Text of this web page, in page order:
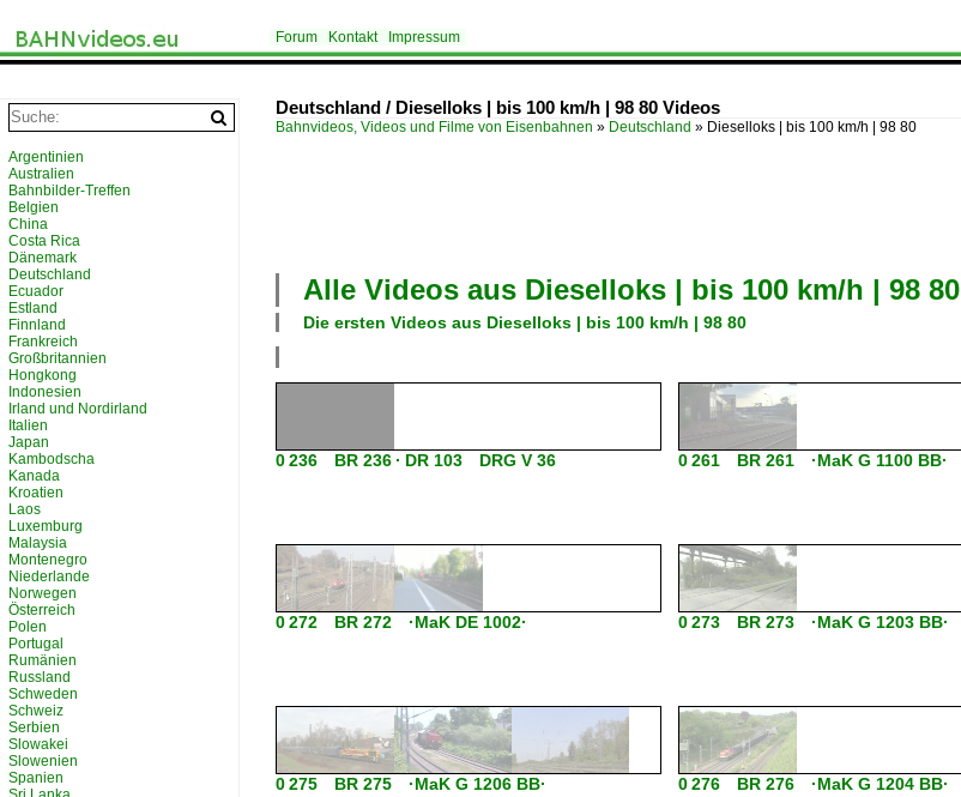
Forum Kontakt Impressum
Deutschland / Dieselloks | bis 100 km/h | 98 80 Videos
Bahnvideos, Videos und Filme von Eisenbahnen » Deutschland » Dieselloks | bis 100 km/h | 98 80
Alle Videos aus Dieselloks | bis 100 km/h | 98 80
Die ersten Videos aus Dieselloks | bis 100 km/h | 98 80
0 236 BR 236 · DR 103 DRG V 36 0 261 BR 261 ·MaK G 1100 BB·
0 272 BR 272 ·MaK DE 1002· 0 273 BR 273 ·MaK G 1203 BB·
0 275 BR 275 ·MaK G 1206 BB· 0 276 BR 276 ·MaK G 1204 BB·
Argentinien
Australien
Bahnbilder-Treffen
Belgien
China
Costa Rica
Dänemark
Deutschland
Ecuador
Estland
Finnland
Frankreich
Großbritannien
Hongkong
Indonesien
Irland und Nordirland
Italien
Japan
Kambodscha
Kanada
Kroatien
Laos
Luxemburg
Malaysia
Montenegro
Niederlande
Norwegen
Österreich
Polen
Portugal
Rumänien
Russland
Schweden
Schweiz
Serbien
Slowakei
Slowenien
Spanien